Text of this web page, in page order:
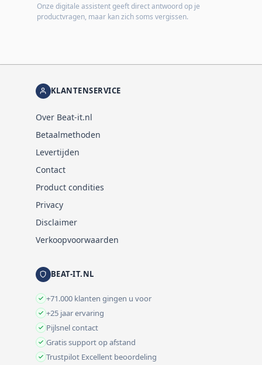
Onze digitale assistent geeft direct antwoord op je
productvragen, maar kan zich soms vergissen.
KLANTENSERVICE
Over Beat-it.nl
Betaalmethoden
Levertijden
Contact
Product condities
Privacy
Disclaimer
Verkoopvoorwaarden
BEAT-IT.NL
+71.000 klanten gingen u voor
+25 jaar ervaring
Pijlsnel contact
Gratis support op afstand
Trustpilot Excellent beoordeling